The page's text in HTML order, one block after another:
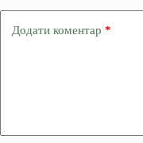
Додати коментар *